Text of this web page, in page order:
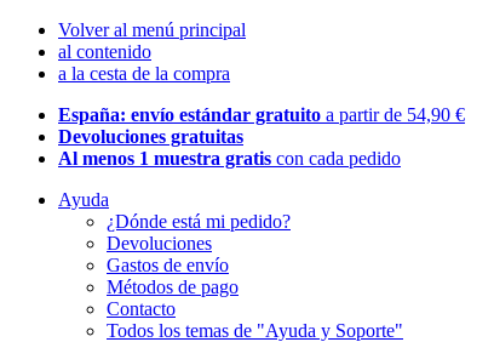
Volver al menú principal
al contenido
a la cesta de la compra
España: envío estándar gratuito a partir de 54,90 €
Devoluciones gratuitas
Al menos 1 muestra gratis con cada pedido
Ayuda
¿Dónde está mi pedido?
Devoluciones
Gastos de envío
Métodos de pago
Contacto
Todos los temas de "Ayuda y Soporte"